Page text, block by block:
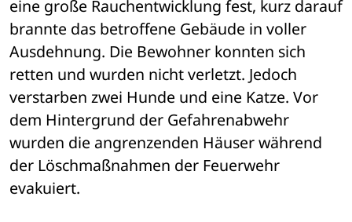
eine große Rauchentwicklung fest, kurz darauf
brannte das betroffene Gebäude in voller
Ausdehnung. Die Bewohner konnten sich
retten und wurden nicht verletzt. Jedoch
verstarben zwei Hunde und eine Katze. Vor
dem Hintergrund der Gefahrenabwehr
wurden die angrenzenden Häuser während
der Löschmaßnahmen der Feuerwehr
evakuiert.